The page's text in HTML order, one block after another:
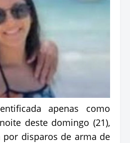
apenas como
deste domingo (21),
por disparos de arma de